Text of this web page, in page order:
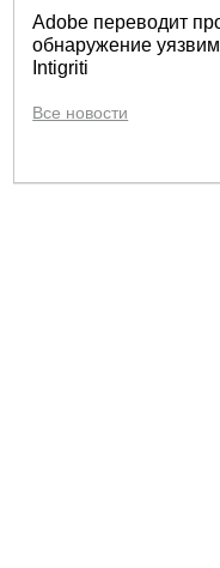
Adobe переводит
обнаружение
Intigriti
Все новости